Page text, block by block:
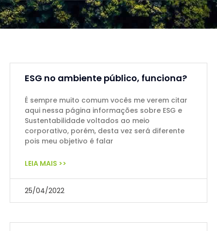
ESG no ambiente público, funciona?
É sempre muito comum vocês me verem citar
aqui nessa página informações sobre ESG e
Sustentabilidade voltados ao meio
corporativo, porém, desta vez será diferente
pois meu objetivo é falar
LEIA MAIS >>
25/04/2022